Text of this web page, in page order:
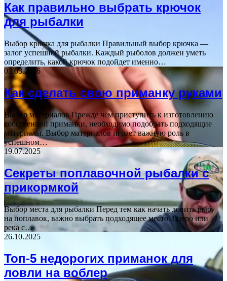
Как правильно выбрать крючок
для рыбалки
Выбор крючка для рыбалки Правильный выбор крючка —
залог успешной рыбалки. Каждый рыболов должен уметь
определить, какой крючок подойдет именно…
03.03.2026
Как сделать свою приманку руками
Выбор материалов Прежде чем приступить к изготовлению
собственной приманки, необходимо подобрать подходящие
материалы. Выбор материалов играет важную роль в
успешном…
19.07.2025
Секреты поплавочной рыбалки с
прикормкой
Выбор места для рыбалки Перед тем как начать ловить рыбу
на поплавок, важно выбрать подходящее место. Озеро или
река с…
26.10.2025
Топ-5 недорогих приманок для
ловли на воблер